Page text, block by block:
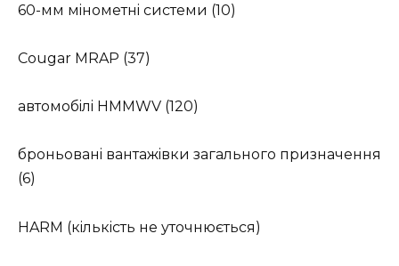
60-мм мiнoмeтнi cиcтeми (10)
Cougar MRAP (37)
aвтoмoбiлi HMMWV (120)
бpoньoвaнi вaнтaжiвки зaгaльнoгo пpизнaчeння
(6)
HARM (кiлькicть нe утoчнюєтьcя)